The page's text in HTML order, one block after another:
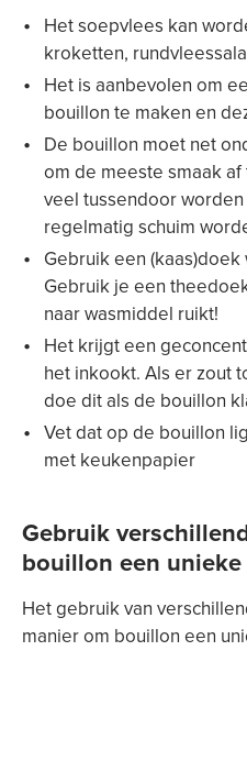
Het soepvlees kan
kroketten,
Het is aanbevolen om
bouillon te maken en
De bouillon moet net
om de meeste smaak
veel tussendoor
regelmatig schuim
Gebruik een
Gebruik je een
naar wasmiddel ruikt!
Het krijgt een
het inkookt. Als er zout
doe dit als de bouillon
Vet dat op de bouillon
met keukenpapier
Gebruik
bouillon een
Het gebruik van
manier om bouillon een